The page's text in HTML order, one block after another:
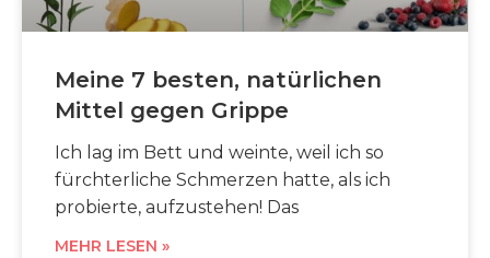
Meine 7 besten, natürlichen
Mittel gegen Grippe
Ich lag im Bett und weinte, weil ich so
fürchterliche Schmerzen hatte, als ich
probierte, aufzustehen! Das
MEHR LESEN »